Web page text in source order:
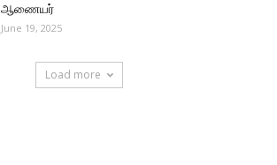
ஆணையர்
June 19, 2025
Load more